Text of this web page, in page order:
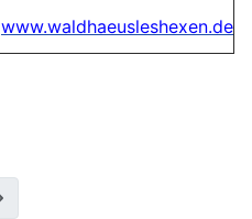
www.waldhaeusleshexen.de